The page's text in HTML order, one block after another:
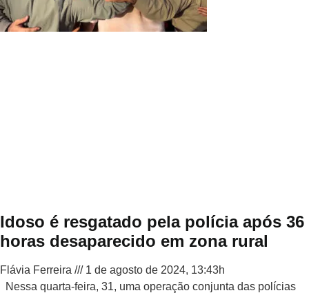
Idoso é resgatado pela polícia após 36
horas desaparecido em zona rural
Flávia Ferreira
1 de agosto de 2024, 13:43h
Nessa quarta-feira, 31, uma operação conjunta das polícias